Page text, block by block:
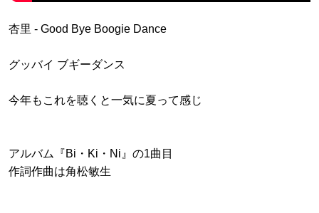
杏里 - Good Bye Boogie Dance
グッバイ ブギーダンス
今年もこれを聴くと一気に夏って感じ
アルバム『Bi・Ki・Ni』の1曲目
作詞作曲は角松敏生